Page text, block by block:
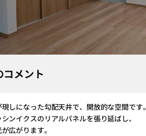
コメント
しになった勾配天井で、開放的な空間です。
ンイクスのリアルパネルを張り延ばし、
広がります。